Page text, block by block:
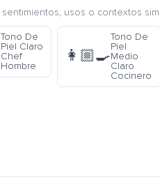
usos o contextos
Tono De
Piel Claro
Chef
Hombre
👩🏼‍🍳
Tono De
Piel
Medio
Claro
Cocinero